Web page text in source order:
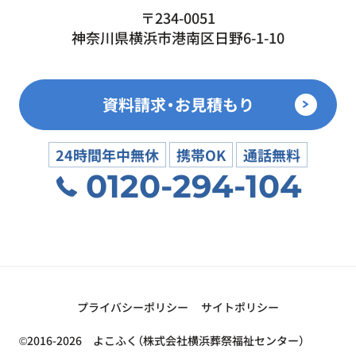
〒234-0051
神奈川県横浜市港南区日野6-1-10
資料請求・お見積もり
24時間年中無休 携帯OK 通話無料
0120-294-104
プライバシーポリシー サイトポリシー
©2016-2026 よこふく（株式会社横浜葬祭福祉センター）